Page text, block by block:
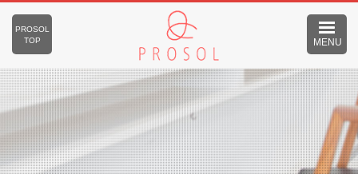
MENU
PROSOL
TOP